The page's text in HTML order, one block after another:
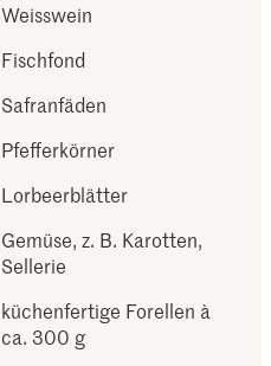
Weisswein
Fischfond
Safranfäden
Pfefferkörner
Lorbeerblätter
Gemüse, z. B. Karotten,
Sellerie
küchenfertige Forellen à
ca. 300 g